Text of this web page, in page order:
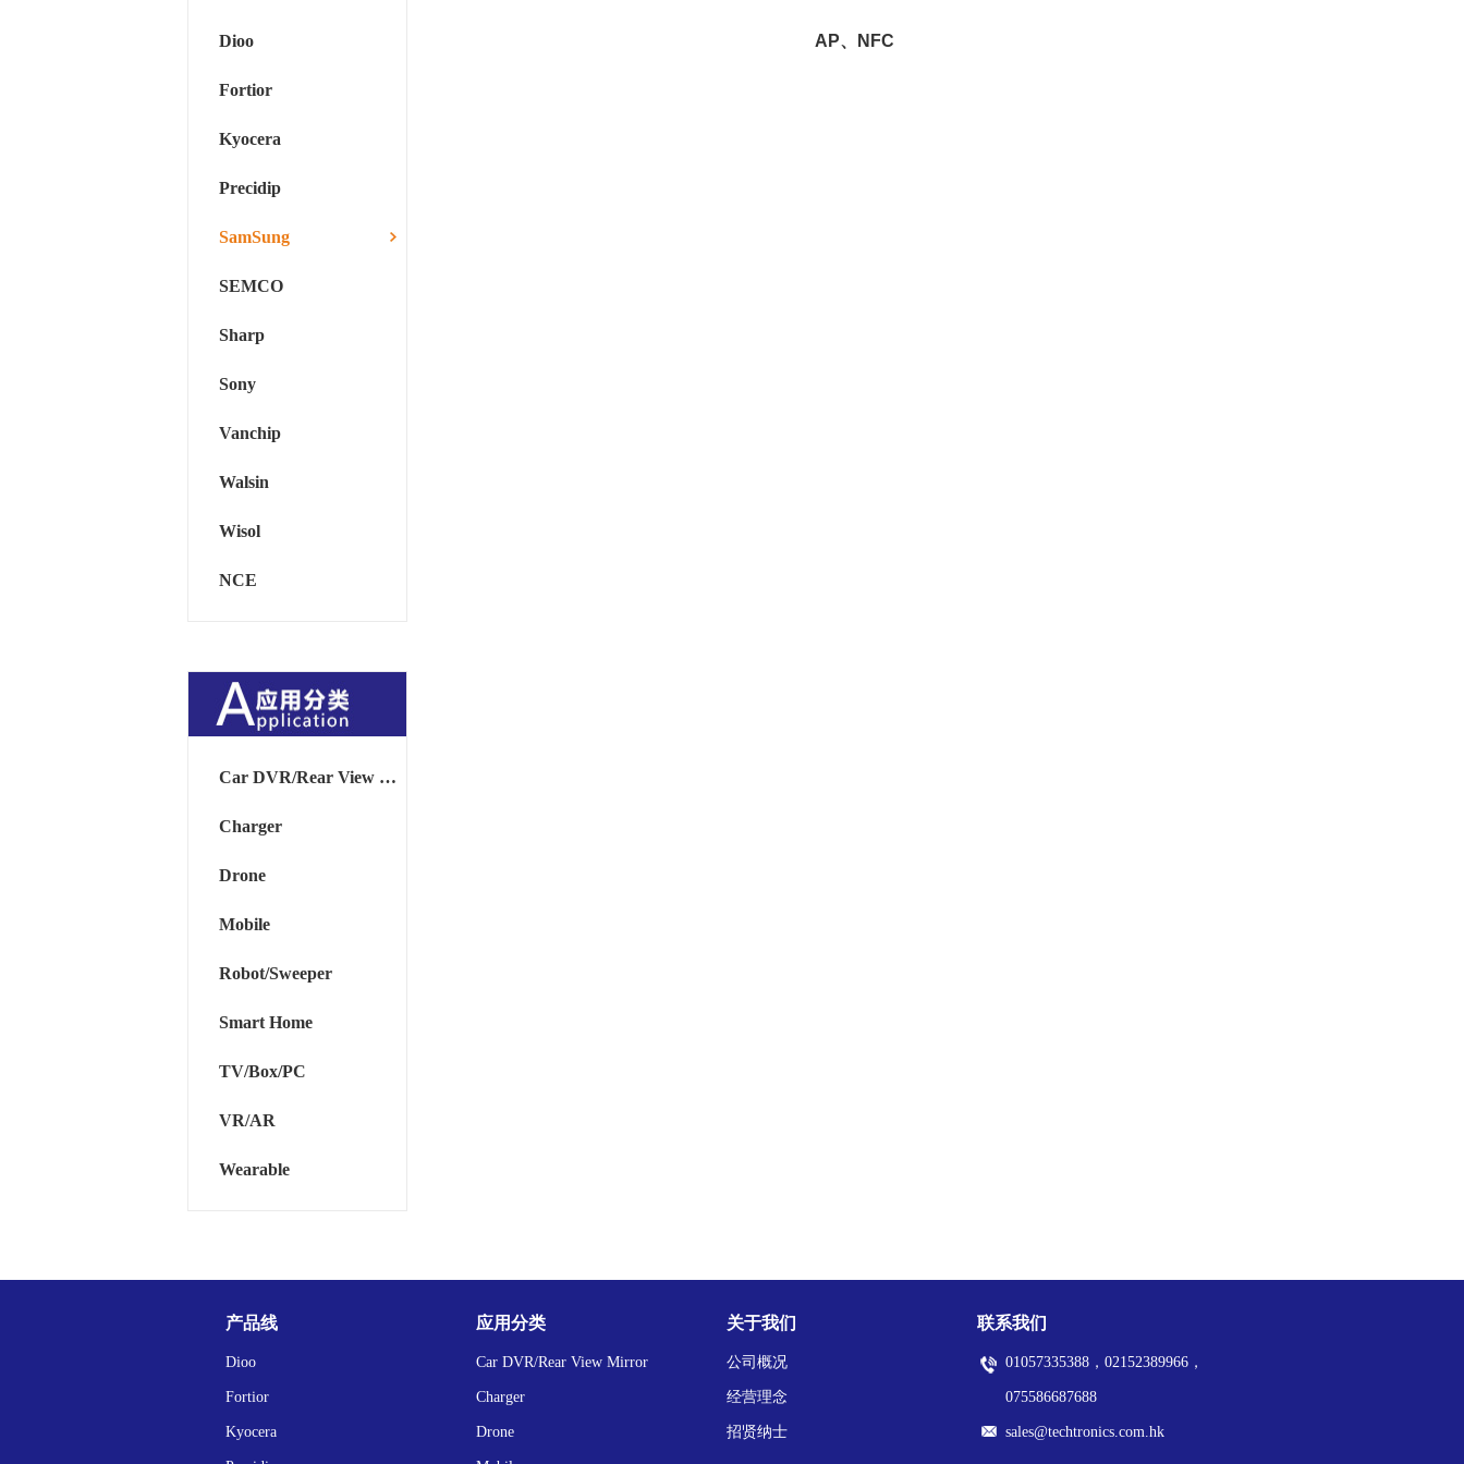
Dioo
Fortior
Kyocera
Precidip
SamSung
SEMCO
Sharp
Sony
Vanchip
Walsin
Wisol
NCE
Car DVR/Rear View Mirror
Charger
Drone
Mobile
Robot/Sweeper
Smart Home
TV/Box/PC
VR/AR
Wearable
AP、NFC
产品线
Dioo
Fortior
Kyocera
应用分类
Car DVR/Rear View Mirror
Charger
Drone
关于我们
公司概况
经营理念
招贤纳士
联系我们
01057335388，02152389966，
075586687688
sales@techtronics.com.hk